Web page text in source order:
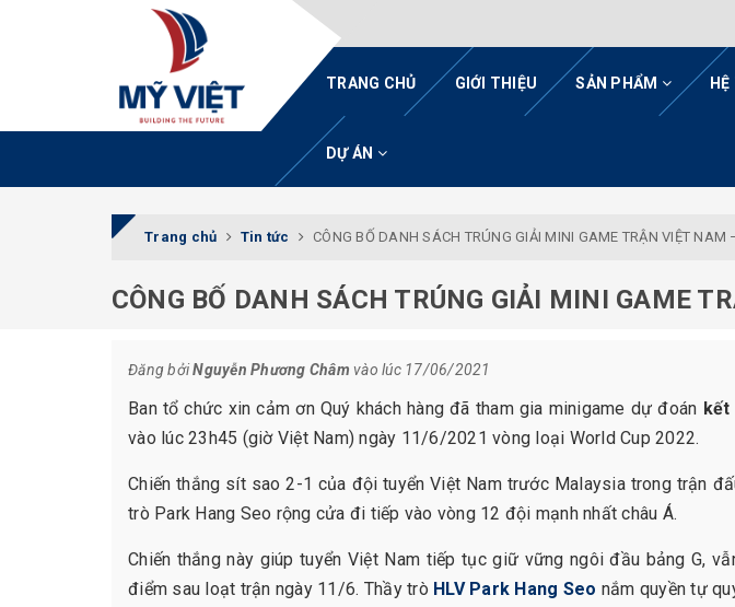
TRANG CHỦ GIỚI THIỆU SẢN PHẨM
DỰ ÁN
Trang chủ Tin tức CÔNG BỐ DANH SÁCH TRÚNG GIẢI MINI GAME TRẬN VIỆT NAM
CÔNG BỐ DANH SÁCH TRÚNG GIẢI MINI GAME
Đăng bởiNguyễn Phương Châm vào lúc 17/06/2021
Ban tổ chức xin cảm ơn Quý khách hàng đã tham gia minigame dự đoán kết
vào lúc 23h45 (giờ Việt Nam) ngày 11/6/2021 vòng loại World Cup 2022.
Chiến thắng sít sao 2-1 của đội tuyển Việt Nam trước Malaysia trong trận
trò Park Hang Seo rộng cửa đi tiếp vào vòng 12 đội mạnh nhất châu Á.
Chiến thắng này giúp tuyển Việt Nam tiếp tục giữ vững ngôi đầu bảng G,
điểm sau loạt trận ngày 11/6. Thầy trò HLV Park Hang Seo nắm quyền tự